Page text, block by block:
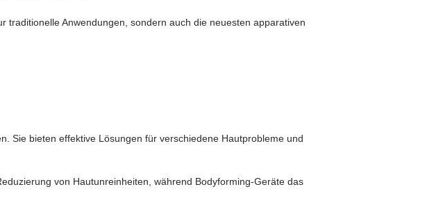
Anwendungen, sondern auch die neuesten apparativen
Sie bieten effektive Lösungen für verschiedene Hautprobleme und
von Hautunreinheiten, während Bodyforming-Geräte das